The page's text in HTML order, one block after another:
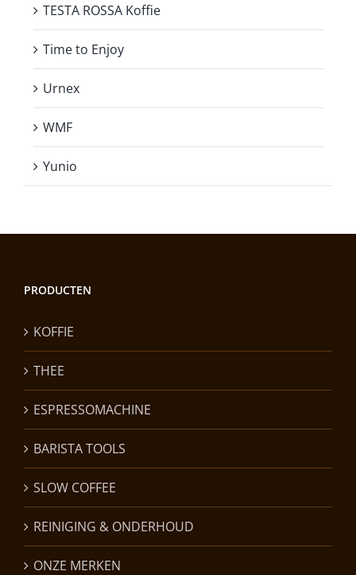
TESTA ROSSA Koffie
Time to Enjoy
Urnex
WMF
Yunio
PRODUCTEN
KOFFIE
THEE
ESPRESSOMACHINE
BARISTA TOOLS
SLOW COFFEE
REINIGING & ONDERHOUD
ONZE MERKEN